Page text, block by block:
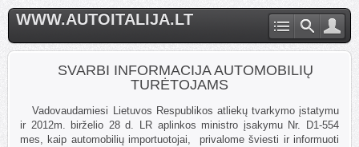
WWW.AUTOITALIJA.LT
SVARBI INFORMACIJA AUTOMOBILIŲ
TURĖTOJAMS
Vadovaudamiesi Lietuvos Respublikos atliekų tvarkymo įstatymu
ir 2012m. birželio 28 d. LR aplinkos ministro įsakymu Nr. D1-554
mes, kaip automobilių importuotojai, privalome šviesti ir informuoti